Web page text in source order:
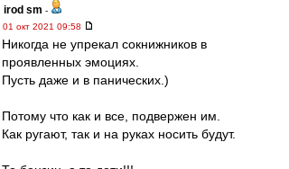
irod sm -
01 окт 2021 09:58
Никогда не упрекал сокнижников в
проявленных эмоциях.
Пусть даже и в панических.)
Потому что как и все, подвержен им.
Как ругают, так и на руках носить будут.